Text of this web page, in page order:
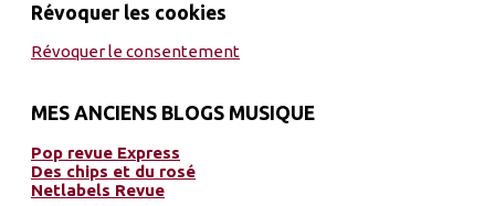
Révoquer les cookies
Révoquer le consentement
MES ANCIENS BLOGS MUSIQUE
Pop revue Express
Des chips et du rosé
Netlabels Revue